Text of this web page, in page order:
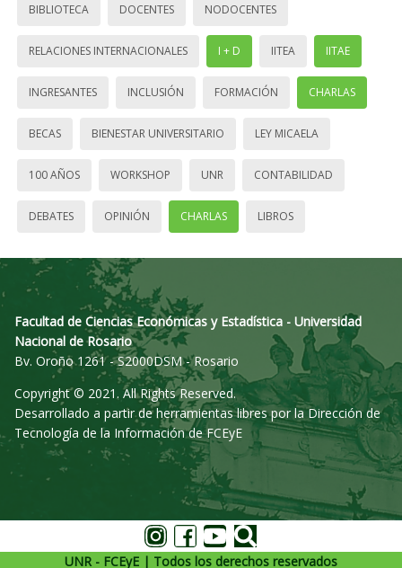
BIBLIOTECA DOCENTES NODOCENTES
RELACIONES INTERNACIONALES I + D IITEA IITAE
INGRESANTES INCLUSIÓN FORMACIÓN CHARLAS
BECAS BIENESTAR UNIVERSITARIO LEY MICAELA
100 AÑOS WORKSHOP UNR CONTABILIDAD
DEBATES OPINIÓN CHARLAS LIBROS
Facultad de Ciencias Económicas y Estadística - Universidad
Nacional de Rosario
Bv. Oroño 1261 - S2000DSM - Rosario
Copyright © 2021. All Rights Reserved.
Desarrollado a partir de herramientas libres por la Dirección de
Tecnología de la Información de FCEyE
UNR - FCEyE | Todos los derechos reservados